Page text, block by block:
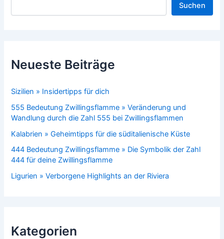
Suchen
Neueste Beiträge
Sizilien » Insidertipps für dich
555 Bedeutung Zwillingsflamme » Veränderung und
Wandlung durch die Zahl 555 bei Zwillingsflammen
Kalabrien » Geheimtipps für die süditalienische Küste
444 Bedeutung Zwillingsflamme » Die Symbolik der Zahl
444 für deine Zwillingsflamme
Ligurien » Verborgene Highlights an der Riviera
Kategorien